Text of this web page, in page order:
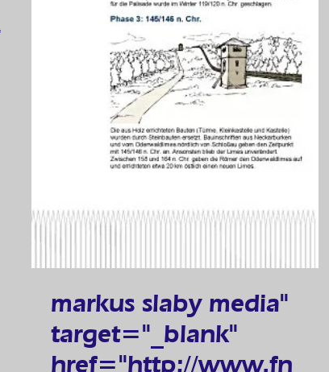
markus slaby media"
target="_blank"
href="http://www.fn